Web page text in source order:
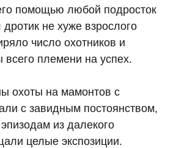
помощью любой подросток
не хуже взрослого
число охотников и
племени на успех.
охоты на мамонтов с
с завидным постоянством,
из далекого
целые экспозиции.